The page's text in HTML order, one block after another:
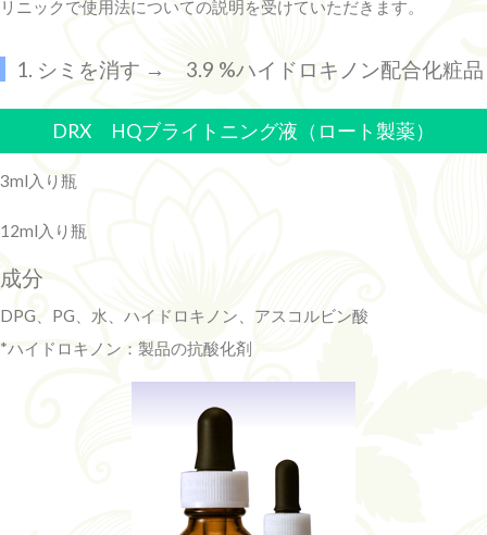
リニックで使用法についての説明を受けていただきます。
1. シミを消す → 3.9 %ハイドロキノン配合化粧品
DRX HQブライトニング液（ロート製薬）
3ml入り瓶
12ml入り瓶
成分
DPG、PG、水、ハイドロキノン、アスコルビン酸
*ハイドロキノン：製品の抗酸化剤